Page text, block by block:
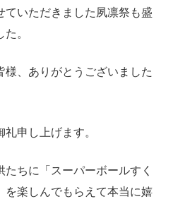
ていただきました夙凛祭も盛
。
様、ありがとうございました
申し上げます。
ちに「スーパーボールすく
を楽しんでもらえて本当に嬉